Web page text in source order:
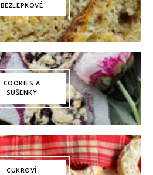
BEZLEPKOVÉ
COOKIES A
SUŠENKY
CUKROVÍ